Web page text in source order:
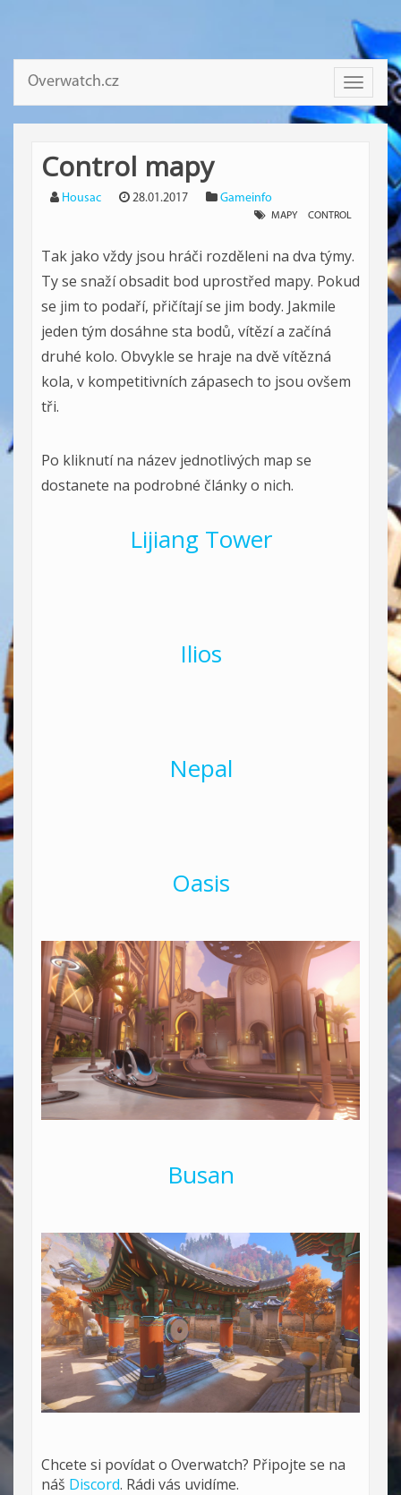
Toggle
Overwatch.cz
Control mapy
Housac 28.01.2017 Gameinfo
MAPY CONTROL
Tak jako vždy jsou hráči rozděleni na dva týmy.
Ty se snaží obsadit bod uprostřed mapy. Pokud
se jim to podaří, přičítají se jim body. Jakmile
jeden tým dosáhne sta bodů, vítězí a začíná
druhé kolo. Obvykle se hraje na dvě vítězná
kola, v kompetitivních zápasech to jsou ovšem
tři.
Po kliknutí na název jednotlivých map se
dostanete na podrobné články o nich.
Lijiang Tower
Ilios
Nepal
Oasis
Busan
Chcete si povídat o Overwatch? Připojte se na
náš Discord. Rádi vás uvidíme.